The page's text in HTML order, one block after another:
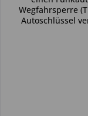
Wegfahrsperre
Autoschlüssel